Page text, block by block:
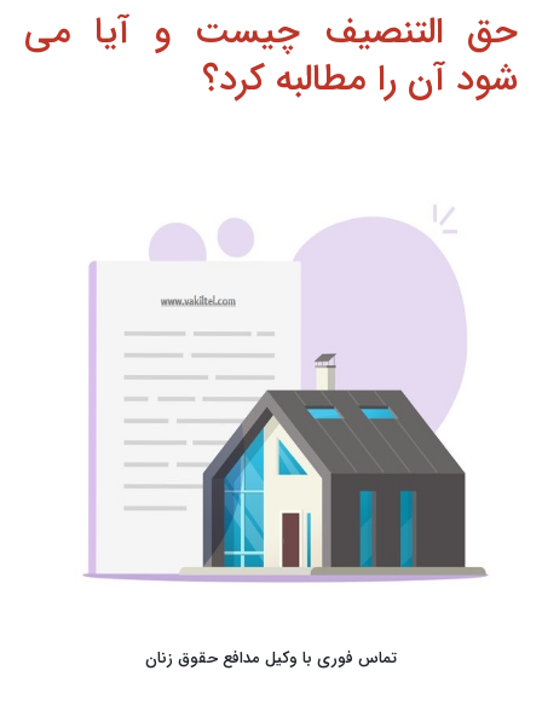
حق التنصیف چیست و آیا می
شود آن را مطالبه کرد؟
تماس فوری با وکیل مدافع حقوق زنان